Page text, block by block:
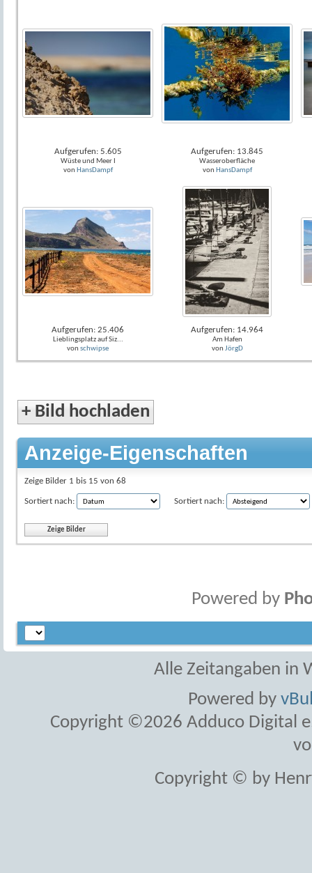
Aufgerufen: 5.605
Wüste und Meer I
von HansDampf
Aufgerufen: 13.845
Wasseroberfläche
von HansDampf
Aufgerufen: 25.406
Lieblingsplatz auf Siz...
von schwipse
Aufgerufen: 14.964
Am Hafen
von JörgD
+ Bild hochladen
Anzeige-Eigenschaften
Zeige Bilder 1 bis 15 von 68
Sortiert nach: Sortiert nach:
Powered by
Alle Zeitangaben in
Powered by
Copyright ©2026 Adduco Digital
Copyright © by